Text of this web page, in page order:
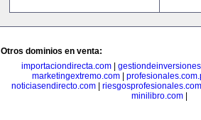
Otros dominios en venta:
importaciondirecta.com
marketingextremo.com|
noticiasendirecto.com
riesgosprofesionales.com
minilibro.com|